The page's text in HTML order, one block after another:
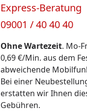
Express-Beratung
09001 / 40 40 40
Ohne Wartezeit. Mo-
0,69 €/Min. aus dem
abweichende
Bei einer
erstatten wir Ihnen
Gebühren.